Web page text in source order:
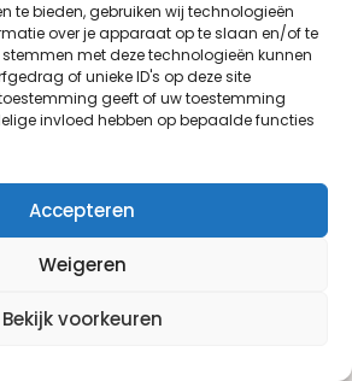
te bieden, gebruiken wij technologieën
over je apparaat op te slaan en/of te
met deze technologieën kunnen
of unieke ID's op deze site
geeft of uw toestemming
invloed hebben op bepaalde functies
Accepteren
Weigeren
Bekijk voorkeuren
vragen over Eau de
de Parfum?
tot 20% geuroliën, waardoor de
aanwezig blijft.